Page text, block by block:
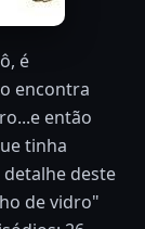
é
encontra
então
tinha
deste
de vidro"